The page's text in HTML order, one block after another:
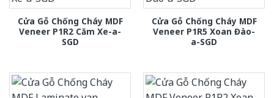
Cửa Gỗ Chống Cháy MDF
Veneer P1R2 Căm Xe-a-
SGD
Cửa Gỗ Chống Cháy MDF
Veneer P1R5 Xoan Đào-
a-SGD